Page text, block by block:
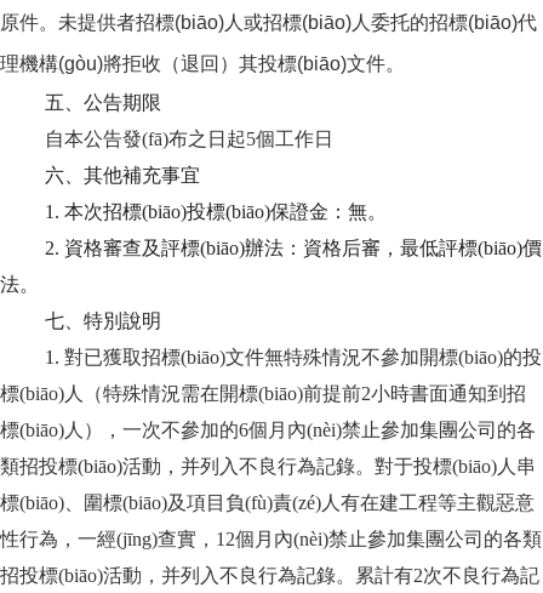
原件。未提供者招標(biāo)人或招標(biāo)人委托的招標(biāo)代
理機構(gòu)將拒收（退回）其投標(biāo)文件。
五、公告期限
自本公告發(fā)布之日起5個工作日
六、其他補充事宜
1. 本次招標(biāo)投標(biāo)保證金：無。
2. 資格審查及評標(biāo)辦法： 資格后審，最低評標(biāo)價
法。
七、特別說明
1.對已獲取招標(biāo)文件無特殊情況不參加開標(biāo)的投
標(biāo)人（特殊情況需在開標(biāo)前提前2小時書面通知到招
標(biāo)人），一次不參加的6個月內(nèi)禁止參加集團公司的各
類招投標(biāo)活動，并列入不良行為記錄。對于投標(biāo)人串
標(biāo)、圍標(biāo)及項目負(fù)責(zé)人有在建工程等主觀惡意
性行為，一經(jīng)查實，12個月內(nèi)禁止參加集團公司的各類
招投標(biāo)活動，并列入不良行為記錄。累計有2次不良行為記